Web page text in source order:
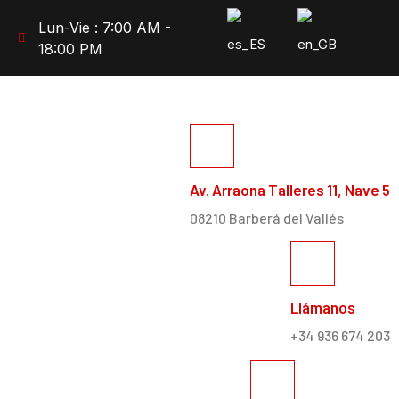
Lun-Vie : 7:00 AM -
18:00 PM
Av. Arraona Talleres 11, Nave 5
08210 Barberá del Vallés
Llámanos
+34 936 674 203